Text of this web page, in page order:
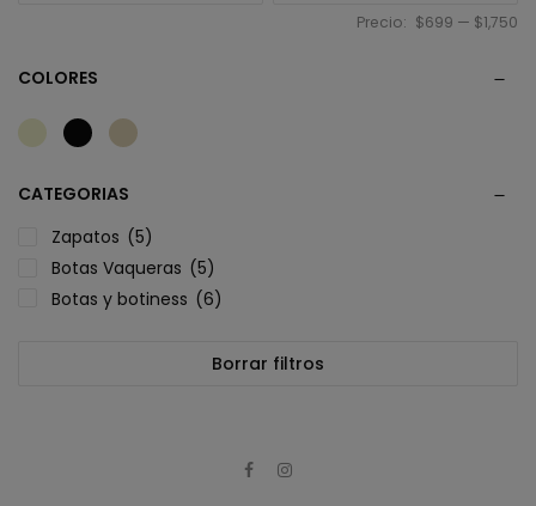
Precio: $699 — $1,750
COLORES
CATEGORIAS
Zapatos (5)
Botas Vaqueras (5)
Botas y botiness (6)
Borrar filtros